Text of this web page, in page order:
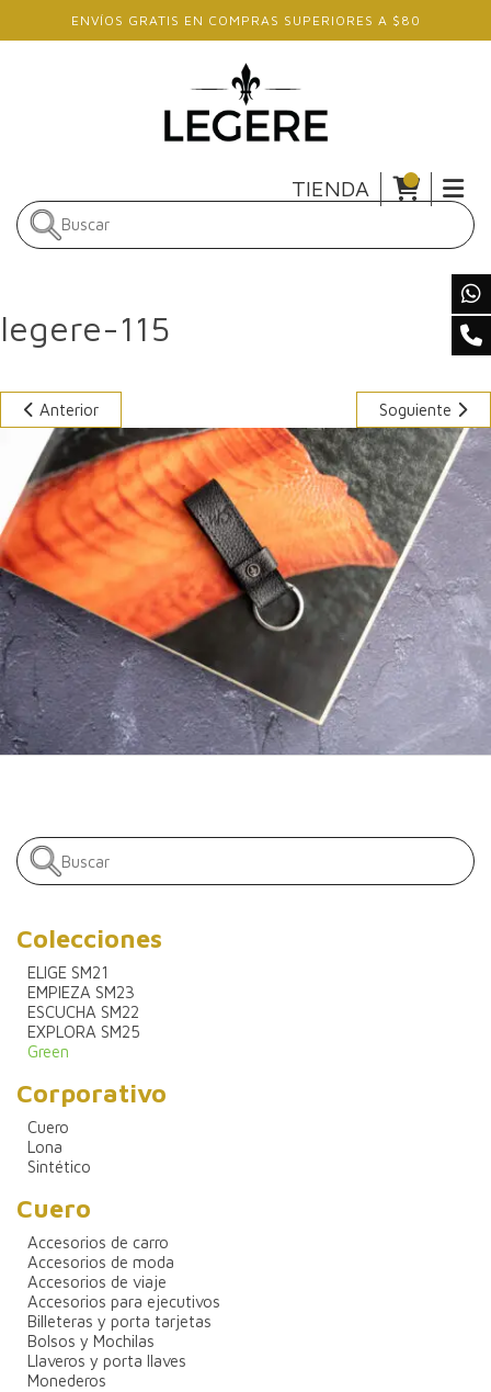
Skip to main content
ENVÍOS GRATIS EN COMPRAS SUPERIORES A $80
TIENDA
legere-115
Anterior Soguiente
Colecciones
ELIGE SM21
EMPIEZA SM23
ESCUCHA SM22
EXPLORA SM25
Green
Corporativo
Cuero
Lona
Sintético
Cuero
Accesorios de carro
Accesorios de moda
Accesorios de viaje
Accesorios para ejecutivos
Billeteras y porta tarjetas
Bolsos y Mochilas
Llaveros y porta llaves
Monederos